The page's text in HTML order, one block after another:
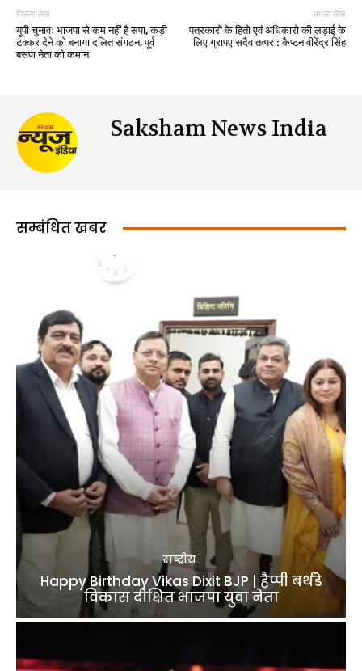
पिछला लेख
यूपी चुनावः भाजपा से कम नहीं है सपा, कड़ी
टक्कर देने को बनाया दलित संगठन, पूर्व
बसपा नेता को कमान
अगला लेख
पत्रकारों के हितो एवं अधिकारो की लड़ाई के
लिए ग्रापए सदैव तत्पर : कैप्टन वीरेंद्र सिंह
Saksham News India
सम्बंधित खबर
राष्ट्रीय
Happy Birthday Vikas Dixit BJP | हैप्पी बर्थडे
विकास दीक्षित भाजपा युवा नेता